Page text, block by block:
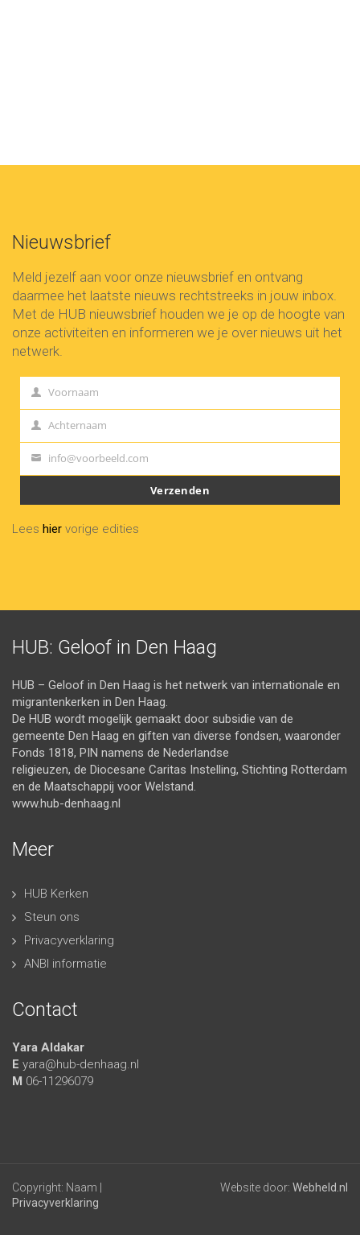
Nieuwsbrief
Meld jezelf aan voor onze nieuwsbrief en ontvang
daarmee het laatste nieuws rechtstreeks in jouw inbox.
Met de HUB nieuwsbrief houden we je op de hoogte van
onze activiteiten en informeren we je over nieuws uit het
netwerk.
First
Voornaam
Last
Achternaam
info@voorbeeld.com
Verzenden
Lees hier vorige edities
HUB: Geloof in Den Haag
HUB – Geloof in Den Haag is het netwerk van internationale en
migrantenkerken in Den Haag.
De HUB wordt mogelijk gemaakt door subsidie van de
gemeente Den Haag en giften van diverse fondsen, waaronder
Fonds 1818, PIN namens de Nederlandse
religieuzen, de Diocesane Caritas Instelling, Stichting Rotterdam
en de Maatschappij voor Welstand.
www.hub-denhaag.nl
Meer
HUB Kerken
Steun ons
Privacyverklaring
ANBI informatie
Contact
Yara Aldakar
E yara@hub-denhaag.nl
M 06-11296079
Copyright: Naam |
Privacyverklaring
Website door: Webheld.nl